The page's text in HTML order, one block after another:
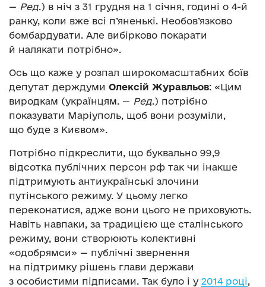
— Ред.) в ніч з 31 грудня на 1 січня, годині о 4-й
ранку, коли вже всі п’яненькі. Необов’язково
бомбардувати. Але вибірково покарати
й налякати потрібно».
Ось що каже у розпал широкомасштабних боїв
депутат держдуми Олексій Журавльов: «Цим
виродкам (українцям. — Ред.) потрібно
показувати Маріуполь, щоб вони розуміли,
що буде з Києвом».
Потрібно підкреслити, що буквально 99,9
відсотка публічних персон рф так чи інакше
підтримують антиукраїнські злочини
путінського режиму. У цьому легко
переконатися, адже вони цього не приховують.
Навіть навпаки, за традицією ще сталінського
режиму, вони створюють колективні
«одобрямси» — публічні звернення
на підтримку рішень глави держави
з особистими підписами. Так було і у 2014 році,